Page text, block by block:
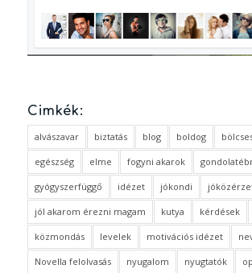
Cimkék:
alvászavar biztatás blog boldog
egészség elme fogyni akarok
gyógyszerfüggő idézet jókondi
jól akarom érezni magam kutya kérdések
közmondás levelek motivációs idézet
Novella felolvasás nyugalom nyugtatók